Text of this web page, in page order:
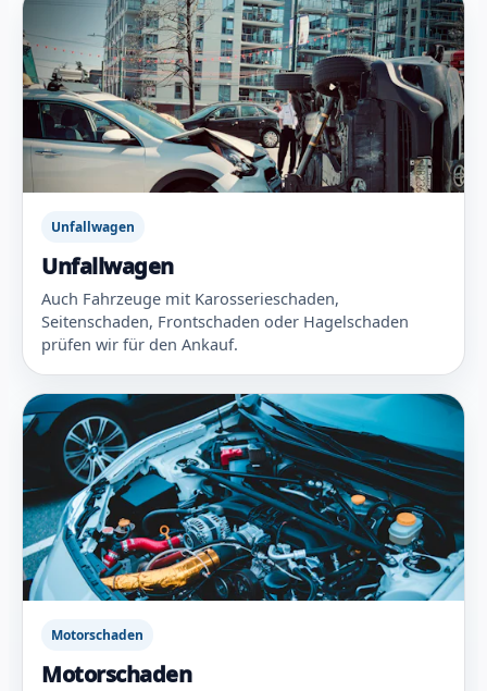
Unfallwagen
Unfallwagen
Auch Fahrzeuge mit Karosserieschaden,
Seitenschaden, Frontschaden oder Hagelschaden
prüfen wir für den Ankauf.
Motorschaden
Motorschaden